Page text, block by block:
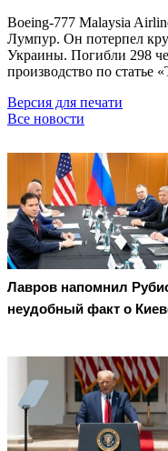
Boeing-777 Malaysia
Лумпур. Он потерпел
Украины. Погибли 298
производство по статье
Версия для печати
Все новости
Лавров напомнил
неудобный факт о